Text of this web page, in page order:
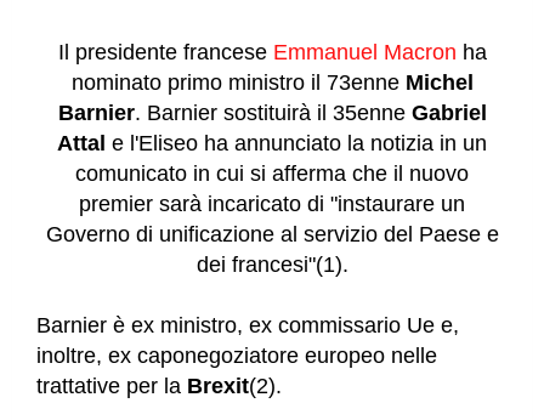
Il presidente francese Emmanuel Macron ha
nominato primo ministro il 73enne Michel
Barnier. Barnier sostituirà il 35enne Gabriel
Attal e l'Eliseo ha annunciato la notizia in un
comunicato in cui si afferma che il nuovo
premier sarà incaricato di "instaurare un
Governo di unificazione al servizio del Paese e
dei francesi"(1).
Barnier è ex ministro, ex commissario Ue e,
inoltre, ex caponegoziatore europeo nelle
trattative per la Brexit(2).